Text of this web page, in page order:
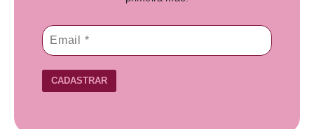
CADASTRAR